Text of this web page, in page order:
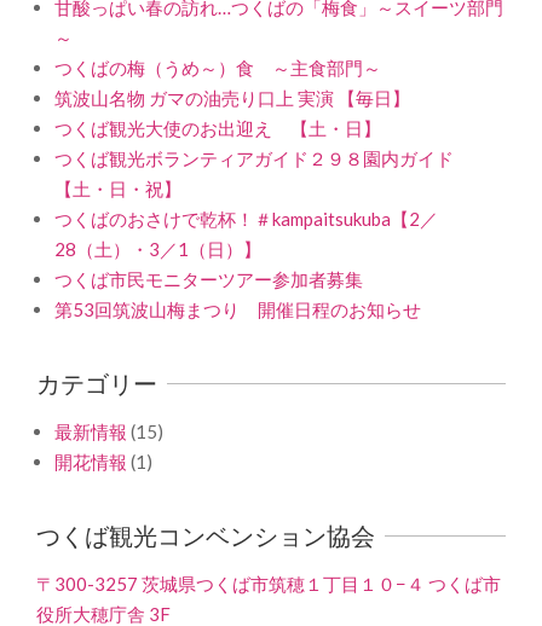
甘酸っぱい春の訪れ…つくばの「梅食」～スイーツ部門
～
つくばの梅（うめ～）食 ～主食部門～
筑波山名物 ガマの油売り口上 実演 【毎日】
つくば観光大使のお出迎え 【土・日】
つくば観光ボランティアガイド２９８園内ガイド
【土・日・祝】
つくばのおさけで乾杯！＃kampaitsukuba【2／
28（土）・3／1（日）】
つくば市民モニターツアー参加者募集
第53回筑波山梅まつり 開催日程のお知らせ
カテゴリー
最新情報 (15)
開花情報 (1)
つくば観光コンベンション協会
〒300-3257 茨城県つくば市筑穂１丁目１０−４ つくば市
役所大穂庁舎 3F